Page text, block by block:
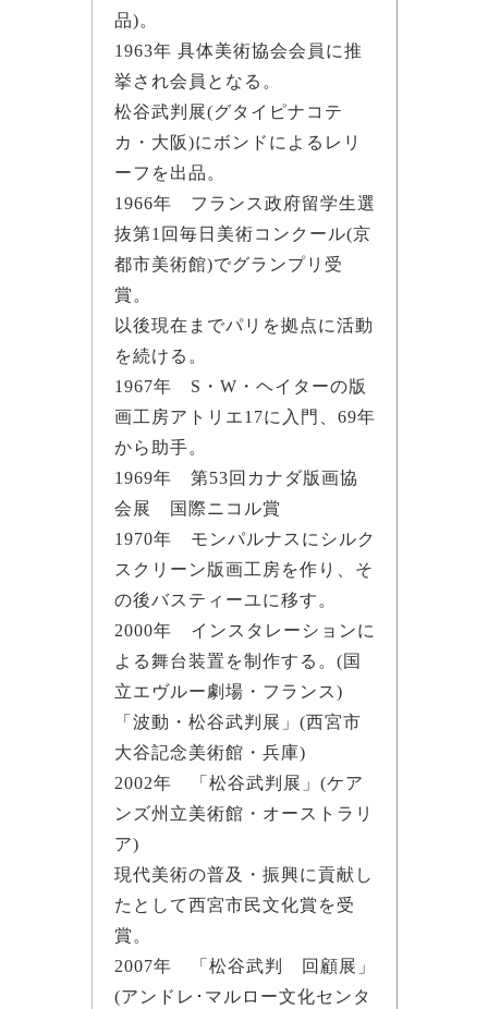
品)。
1963年 具体美術協会会員に推
挙され会員となる。
松谷武判展(グタイピナコテ
カ・大阪)にボンドによるレリ
ーフを出品。
1966年 フランス政府留学生選
抜第1回毎日美術コンクール(京
都市美術館)でグランプリ受
賞。
以後現在までパリを拠点に活動
を続ける。
1967年 S・W・ヘイターの版
画工房アトリエ17に入門、69年
から助手。
1969年 第53回カナダ版画協
会展 国際ニコル賞
1970年 モンパルナスにシルク
スクリーン版画工房を作り、そ
の後バスティーユに移す。
2000年 インスタレーションに
よる舞台装置を制作する。(国
立エヴルー劇場・フランス)
「波動・松谷武判展」(西宮市
大谷記念美術館・兵庫)
2002年 「松谷武判展」(ケア
ンズ州立美術館・オーストラリ
ア)
現代美術の普及・振興に貢献し
たとして西宮市民文化賞を受
賞。
2007年 「松谷武判 回顧展」
(アンドレ･マルロー文化センタ